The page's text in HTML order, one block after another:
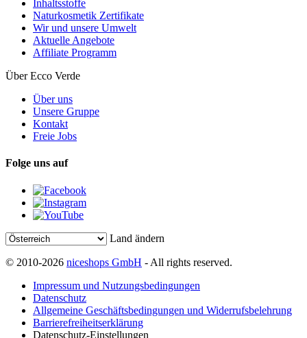
Inhaltsstoffe
Naturkosmetik Zertifikate
Wir und unsere Umwelt
Aktuelle Angebote
Affiliate Programm
Über Ecco Verde
Über uns
Unsere Gruppe
Kontakt
Freie Jobs
Folge uns auf
Land ändern
© 2010-2026 niceshops GmbH - All rights reserved.
Impressum und Nutzungsbedingungen
Datenschutz
Allgemeine Geschäftsbedingungen und Widerrufsbelehrung
Barrierefreiheitserklärung
Datenschutz-Einstellungen